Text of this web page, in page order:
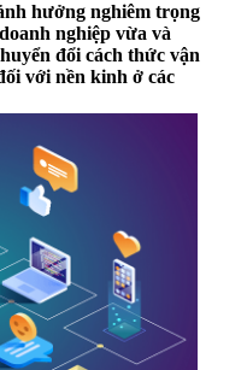
hưởng nghiêm trọng
nghiệp vừa và
đổi cách thức vận
với nền kinh ở các